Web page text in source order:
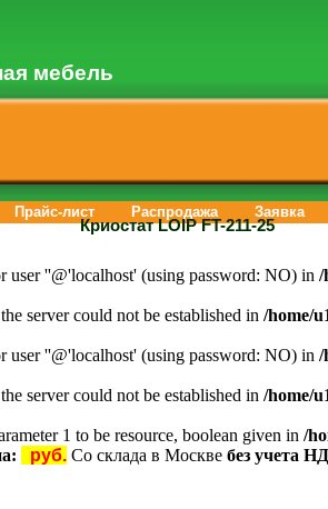
мебель
Прайс-лист Распродажа Заявка
Криостат LOIP FT-211-25
user ''@'localhost' (using password: NO) in /
server could not be established in /home/
user ''@'localhost' (using password: NO) in /
server could not be established in /home/
1 to be resource, boolean given in /
руб. Со склада в Москве без учета